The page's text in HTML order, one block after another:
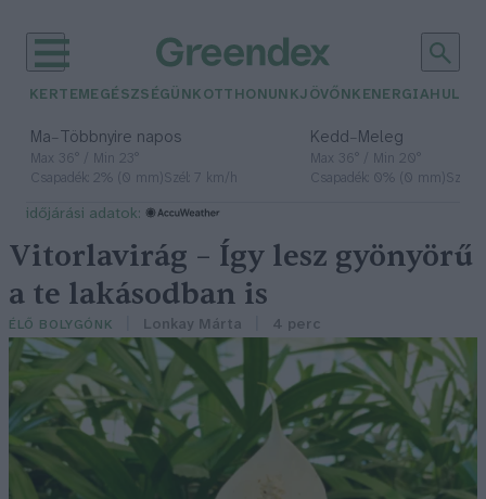
tartalomhoz
KERTEM EGÉSZSÉGÜNK OTTHONUNKJÖVŐNK ENERGIA
Ma– Többnyire napos
Max 36° / Min 23°
Csapadék: 2% (0 mm)Szél: 7 km/h
Kedd– Meleg
Max 36° / Min 20°
Csapadék: 0% (0 mm)Szél:
időjárási adatok:
Vitorlavirág – Így lesz gyönyörű
a te lakásodban is
ÉLŐ BOLYGÓNK Lonkay Márta 4 perc